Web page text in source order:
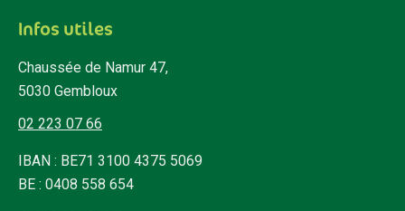
Infos utiles
Chaussée de Namur 47,
5030 Gembloux
02 223 07 66
IBAN : BE71 3100 4375 5069
BE : 0408 558 654